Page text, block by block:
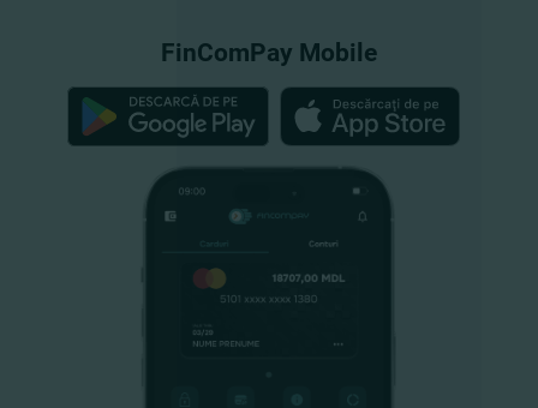
FinComPay Mobile